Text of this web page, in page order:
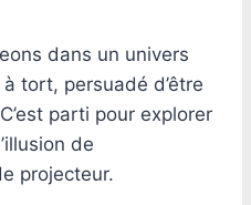
dans un univers
tort, persuadé d’être
parti pour explorer
de
projecteur.